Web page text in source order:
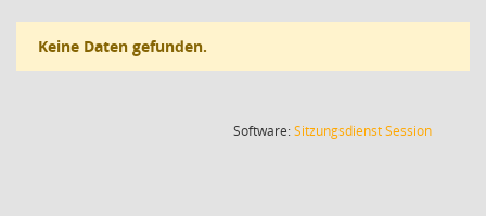
Keine Daten gefunden.
Software:SitzungsdienstSession(Wird in